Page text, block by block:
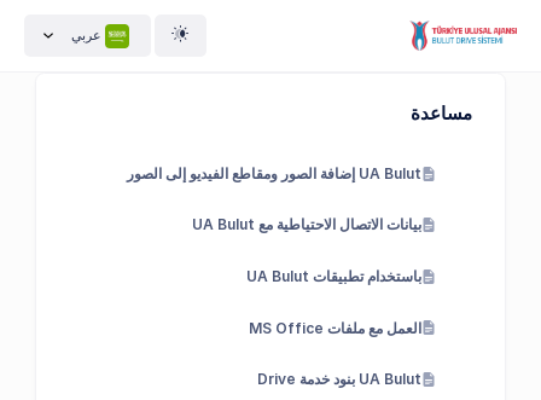
مساعدة
UA Bulut إضافة الصور ومقاطع الفيديو إلى الصور
بيانات الاتصال الاحتياطية مع UA Bulut
باستخدام تطبيقات UA Bulut
العمل مع ملفات MS Office
UA Bulut بنود خدمة Drive